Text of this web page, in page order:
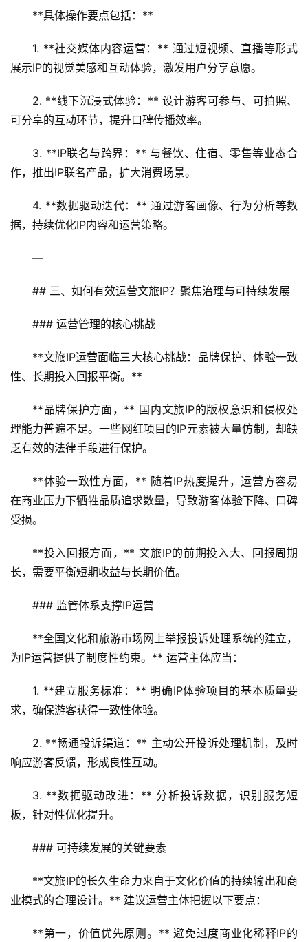
区
融
乡
R
+
文
问
答
**具体操作要点包括：**
1. **社交媒体内容运营：** 通过短视频、直播等形式
展示IP的视觉美感和互动体验，激发用户分享意愿。
2. **线下沉浸式体验：** 设计游客可参与、可拍照、
可分享的互动环节，提升口碑传播效率。
3. **IP联名与跨界：** 与餐饮、住宿、零售等业态合
作，推出IP联名产品，扩大消费场景。
4. **数据驱动迭代：** 通过游客画像、行为分析等数
据，持续优化IP内容和运营策略。
—
## 三、如何有效运营文旅IP？聚焦治理与可持续发展
### 运营管理的核心挑战
**文旅IP运营面临三大核心挑战：品牌保护、体验一致
性、长期投入回报平衡。**
**品牌保护方面，** 国内文旅IP的版权意识和侵权处
理能力普遍不足。一些网红项目的IP元素被大量仿制，却缺
乏有效的法律手段进行保护。
**体验一致性方面，** 随着IP热度提升，运营方容易
在商业压力下牺牲品质追求数量，导致游客体验下降、口碑
受损。
**投入回报方面，** 文旅IP的前期投入大、回报周期
长，需要平衡短期收益与长期价值。
### 监管体系支撑IP运营
**全国文化和旅游市场网上举报投诉处理系统的建立，
为IP运营提供了制度性约束。** 运营主体应当：
1. **建立服务标准：** 明确IP体验项目的基本质量要
求，确保游客获得一致性体验。
2. **畅通投诉渠道：** 主动公开投诉处理机制，及时
响应游客反馈，形成良性互动。
3. **数据驱动改进：** 分析投诉数据，识别服务短
板，针对性优化提升。
### 可持续发展的关键要素
**文旅IP的长久生命力来自于文化价值的持续输出和商
业模式的合理设计。** 建议运营主体把握以下要点：
**第一，价值优先原则。** 避免过度商业化稀释IP的